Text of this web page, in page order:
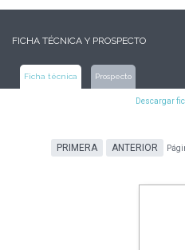
FICHA TÉCNICA Y PROSPECTO
Ficha técnica Prospecto
Descargar
PRIMERA ANTERIOR